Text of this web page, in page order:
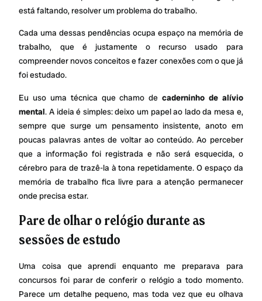
está faltando, resolver um problema do trabalho.
Cada uma dessas pendências ocupa espaço na memória de
trabalho, que é justamente o recurso usado para
compreender novos conceitos e fazer conexões com o que já
foi estudado.
Eu uso uma técnica que chamo de caderninho de alívio
mental. A ideia é simples: deixo um papel ao lado da mesa e,
sempre que surge um pensamento insistente, anoto em
poucas palavras antes de voltar ao conteúdo. Ao perceber
que a informação foi registrada e não será esquecida, o
cérebro para de trazê-la à tona repetidamente. O espaço da
memória de trabalho fica livre para a atenção permanecer
onde precisa estar.
Pare de olhar o relógio durante as
sessões de estudo
Uma coisa que aprendi enquanto me preparava para
concursos foi parar de conferir o relógio a todo momento.
Parece um detalhe pequeno, mas toda vez que eu olhava